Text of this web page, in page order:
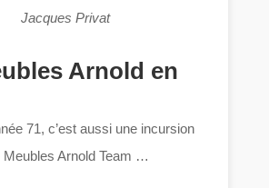
Jacques Privat
Arnold en
71, c’est aussi une incursion
Meubles Arnold Team …